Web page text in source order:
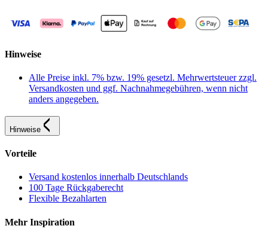
Hinweise
Alle Preise inkl. 7% bzw. 19% gesetzl. Mehrwertsteuer zzgl.
Versandkosten und ggf. Nachnahmegebühren, wenn nicht
anders angegeben.
Hinweise
Vorteile
Versand kostenlos innerhalb Deutschlands
100 Tage Rückgaberecht
Flexible Bezahlarten
Mehr Inspiration